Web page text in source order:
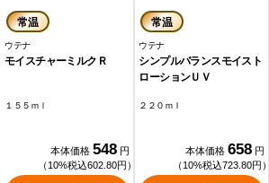
常温
ウテナ
モイスチャーミルクＲ
１５５ｍｌ
本体価格 548 円
（10%税込602.80円）
常温
ウテナ
シンプルバランスモイスト
ローションＵＶ
２２０ｍｌ
本体価格 658 円
（10%税込723.80円）